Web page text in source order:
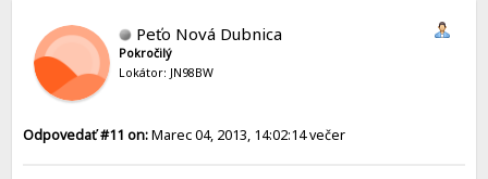
Peťo Nová Dubnica
Pokročilý
Lokátor: JN98BW
Odpovedať #11 on:Marec 04, 2013, 14:02:14 večer